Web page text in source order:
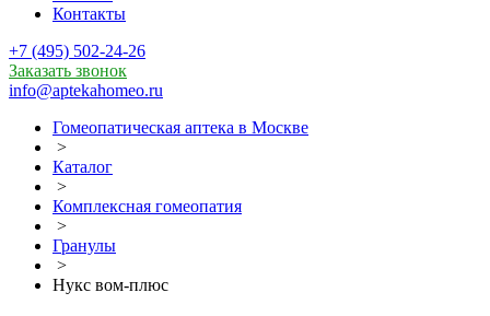
Контакты
+7 (495) 502-24-26
Заказать звонок
info@aptekahomeo.ru
Гомеопатическая аптека в Москве
>
Каталог
>
Комплексная гомеопатия
>
Гранулы
>
Нукс вом-плюс